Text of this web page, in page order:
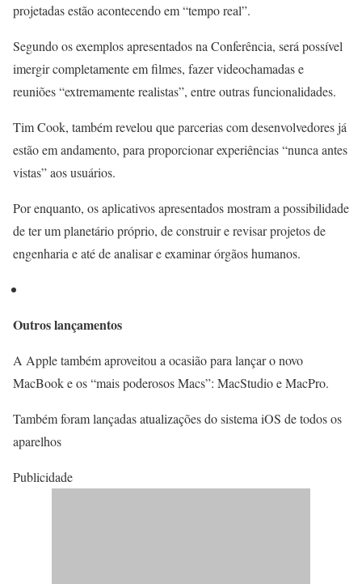
projetadas estão acontecendo em “tempo real”.
Segundo os exemplos apresentados na Conferência, será possível
imergir completamente em filmes, fazer videochamadas e
reuniões “extremamente realistas”, entre outras funcionalidades.
Tim Cook, também revelou que parcerias com desenvolvedores já
estão em andamento, para proporcionar experiências “nunca antes
vistas” aos usuários.
Por enquanto, os aplicativos apresentados mostram a possibilidade
de ter um planetário próprio, de construir e revisar projetos de
engenharia e até de analisar e examinar órgãos humanos.
Outros lançamentos
A Apple também aproveitou a ocasião para lançar o novo
MacBook e os “mais poderosos Macs”: MacStudio e MacPro.
Também foram lançadas atualizações do sistema iOS de todos os
aparelhos
Publicidade